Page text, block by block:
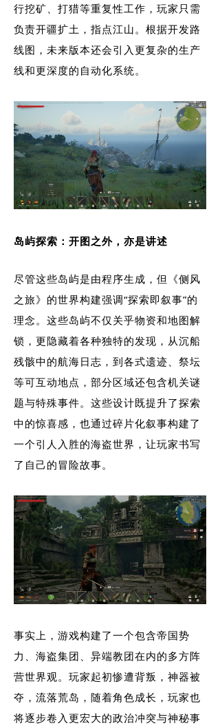
行挖矿、打猎等重复性工作，玩家只需
负责开疆扩土，指点江山。根据开发路
线图，未来版本还会引入更复杂的生产
线和更深度的自动化系统。
岛屿探索：开图之外，亦是讲述
尽管这些岛屿是由程序生成，但《侧风
之旅》的世界构建强调“探索即叙事”的
理念。这些岛屿不仅关乎物资和地图解
锁，更隐藏着各种独特的发现，从沉船
残骸中的航海日志，到各式遗迹、祭坛
等可互动地点，部分区域还包含机关谜
题与特殊事件。这些设计既提升了探索
中的惊喜感，也通过碎片化叙事构建了
一个引人入胜的海盗世界，让玩家书写
了自己的冒险故事。
事实上，游戏构建了一个包含帝国势
力、海盗集团、异端教团在内的多方阵
营世界观。玩家起初惨遭背叛，神器被
夺，流落荒岛，随着角色成长，玩家也
将逐步卷入更宏大的政治冲突与神秘事